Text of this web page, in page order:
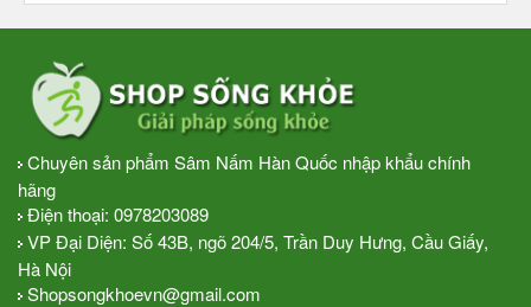
Chuyên sản phẩm Sâm Nấm Hàn Quốc nhập khẩu chính
hãng
Điện thoại: 0978203089
VP Đại Diện: Số 43B, ngõ 204/5, Trần Duy Hưng, Cầu Giấy,
Hà Nội
Shopsongkhoevn@gmail.com